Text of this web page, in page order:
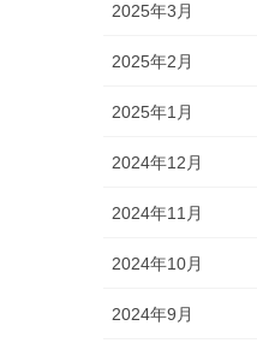
2025年3月
2025年2月
2025年1月
2024年12月
2024年11月
2024年10月
2024年9月